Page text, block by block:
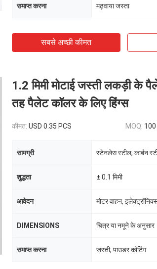
समाप्त करना मढ़वाया जस्ता
सबसे अच्छी कीमत
1.2 मिमी मोटाई जस्ती लकड़ी के
तह पैलेट कॉलर के लिए हिंग्स
कीमत: USD 0.35 PCS MOQ:
सामग्री स्टेनलेस स्टील, कार्बन
शुद्धता ± 0.1 मिमी
आवेदन मोटर वाहन,
DIMENSIONS चित्र या नमूने के अनुसार
समाप्त करना जस्ती, पाउडर कोटिंग